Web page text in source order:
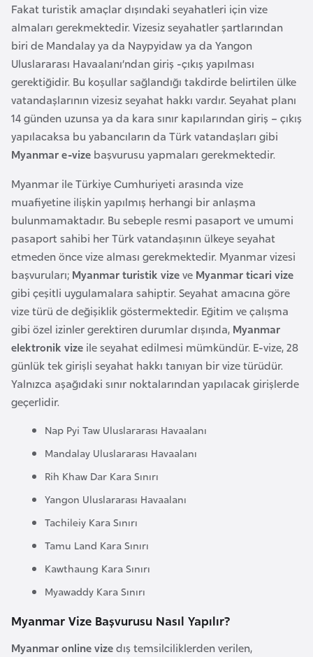
Fakat turistik amaçlar dışındaki seyahatleri için vize
almaları gerekmektedir. Vizesiz seyahatler şartlarından
biri de Mandalay ya da Naypyidaw ya da Yangon
Uluslararası Havaalanı’ndan giriş -çıkış yapılması
gerektiğidir. Bu koşullar sağlandığı takdirde belirtilen ülke
vatandaşlarının vizesiz seyahat hakkı vardır. Seyahat planı
14 günden uzunsa ya da kara sınır kapılarından giriş – çıkış
yapılacaksa bu yabancıların da Türk vatandaşları gibi
Myanmar e-vize başvurusu yapmaları gerekmektedir.
Myanmar ile Türkiye Cumhuriyeti arasında vize
muafiyetine ilişkin yapılmış herhangi bir anlaşma
bulunmamaktadır. Bu sebeple resmi pasaport ve umumi
pasaport sahibi her Türk vatandaşının ülkeye seyahat
etmeden önce vize alması gerekmektedir. Myanmar vizesi
başvuruları; Myanmarturistik vizeve Myanmar ticari vize
gibi çeşitli uygulamalara sahiptir. Seyahat amacına göre
vize türü de değişiklik göstermektedir. Eğitim ve çalışma
gibi özel izinler gerektiren durumlar dışında, Myanmar
elektronik vize ile seyahat edilmesi mümkündür. E-vize, 28
günlük tek girişli seyahat hakkı tanıyan bir vize türüdür.
Yalnızca aşağıdaki sınır noktalarından yapılacak girişlerde
geçerlidir.
Nap Pyi Taw Uluslararası Havaalanı
Mandalay Uluslararası Havaalanı
Rih Khaw Dar Kara Sınırı
Yangon Uluslararası Havaalanı
Tachileiy Kara Sınırı
Tamu Land Kara Sınırı
Kawthaung Kara Sınırı
Myawaddy Kara Sınırı
Myanmar Vize Başvurusu Nasıl Yapılır?
Myanmar online vizedış temsilciliklerden verilen,
B
a
h
r
e
y
n
B
a
n
g
l
a
d
e
ş
B
e
l
a